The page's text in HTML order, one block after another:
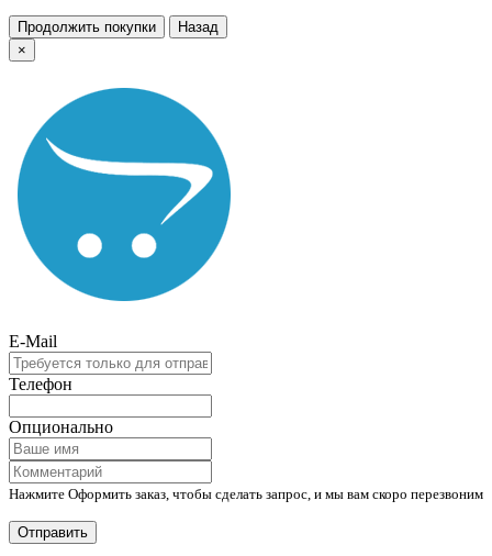
Продолжить покупки
Назад
×
E-Mail
Телефон
Опционально
Нажмите Оформить заказ, чтобы сделать запрос, и мы вам скоро перезвоним
Отправить